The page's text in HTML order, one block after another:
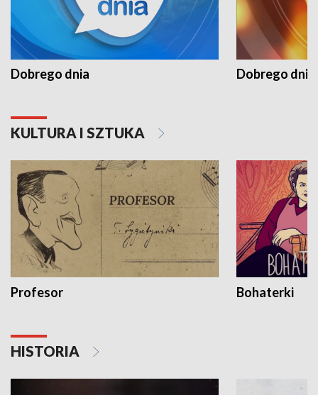
Dobrego dnia Dobrego dnia
KULTURA I SZTUKA
Profesor Bohaterki
HISTORIA